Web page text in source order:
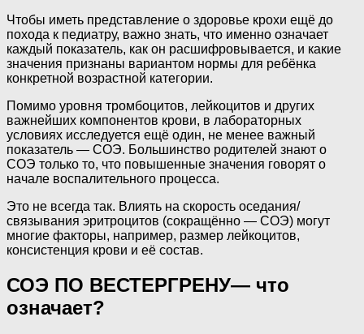
Чтобы иметь представление о здоровье крохи ещё до
похода к педиатру, важно знать, что именно означает
каждый показатель, как он расшифровывается, и какие
значения признаны вариантом нормы для ребёнка
конкретной возрастной категории.
Помимо уровня тромбоцитов, лейкоцитов и других
важнейших компонентов крови, в лабораторных
условиях исследуется ещё один, не менее важный
показатель — СОЭ. Большинство родителей знают о
СОЭ только то, что повышенные значения говорят о
начале воспалительного процесса.
Это не всегда так. Влиять на скорость оседания/
связывания эритроцитов (сокращённо — СОЭ) могут
многие факторы, например, размер лейкоцитов,
консистенция крови и её состав.
СОЭ ПО ВЕСТЕРГРЕНУ— что
означает?